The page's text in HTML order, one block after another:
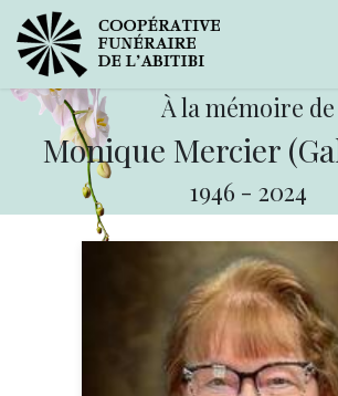
À la mémoire de
Monique Mercier
1946 - 2024